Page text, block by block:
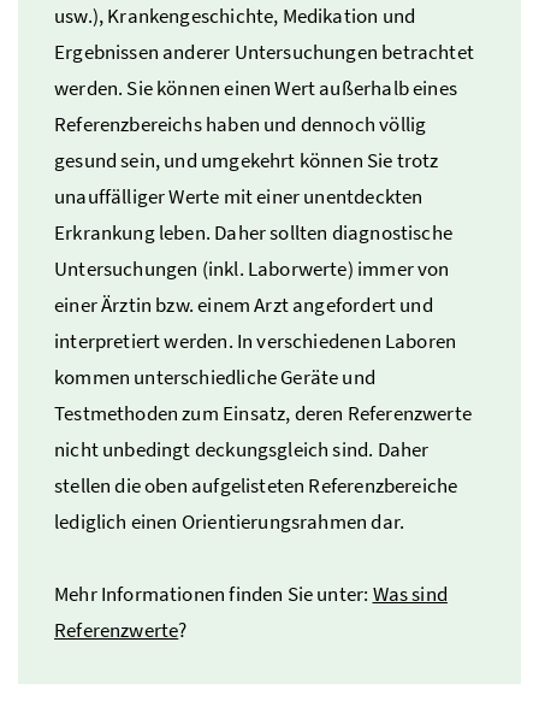
usw.), Krankengeschichte, Medikation und
Ergebnissen anderer Untersuchungen betrachtet
werden. Sie können einen Wert außerhalb eines
Referenzbereichs haben und dennoch völlig
gesund sein, und umgekehrt können Sie trotz
unauffälliger Werte mit einer unentdeckten
Erkrankung leben. Daher sollten diagnostische
Untersuchungen (inkl. Laborwerte) immer von
einer Ärztin bzw.einem Arzt angefordert und
interpretiert werden. In verschiedenen Laboren
kommen unterschiedliche Geräte und
Testmethoden zum Einsatz, deren Referenzwerte
nicht unbedingt deckungsgleich sind. Daher
stellen die oben aufgelisteten Referenzbereiche
lediglich einen Orientierungsrahmen dar.
Mehr Informationen finden Sie unter: Was sind
Referenzwerte?